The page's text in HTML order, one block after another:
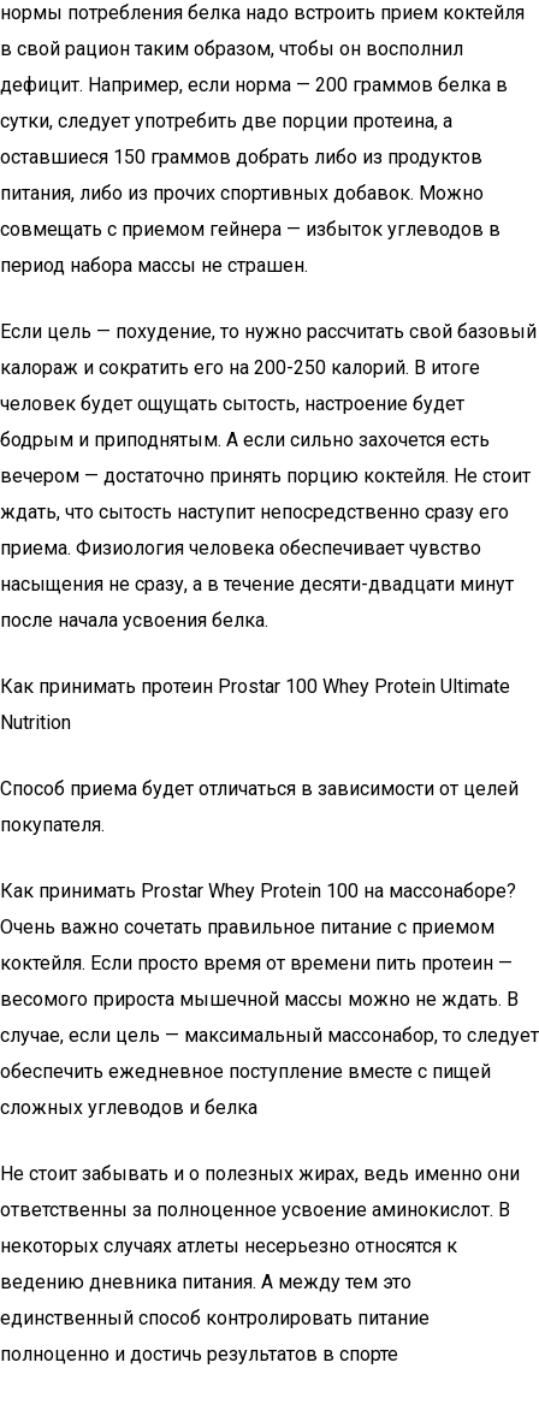
нормы потребления белка надо встроить прием коктейля
в свой рацион таким образом, чтобы он восполнил
дефицит. Например, если норма — 200 граммов белка в
сутки, следует употребить две порции протеина, а
оставшиеся 150 граммов добрать либо из продуктов
питания, либо из прочих спортивных добавок. Можно
совмещать с приемом гейнера — избыток углеводов в
период набора массы не страшен.
Если цель — похудение, то нужно рассчитать свой базовый
калораж и сократить его на 200-250 калорий. В итоге
человек будет ощущать сытость, настроение будет
бодрым и приподнятым. А если сильно захочется есть
вечером — достаточно принять порцию коктейля. Не стоит
ждать, что сытость наступит непосредственно сразу его
приема. Физиология человека обеспечивает чувство
насыщения не сразу, а в течение десяти-двадцати минут
после начала усвоения белка.
Как принимать протеин Prostar 100 Whey Protein Ultimate
Nutrition
Способ приема будет отличаться в зависимости от целей
покупателя.
Как принимать Prostar Whey Protein 100 на массонаборе?
Очень важно сочетать правильное питание с приемом
коктейля. Если просто время от времени пить протеин —
весомого прироста мышечной массы можно не ждать. В
случае, если цель — максимальный массонабор, то следует
обеспечить ежедневное поступление вместе с пищей
сложных углеводов и белка
Не стоит забывать и о полезных жирах, ведь именно они
ответственны за полноценное усвоение аминокислот. В
некоторых случаях атлеты несерьезно относятся к
ведению дневника питания. А между тем это
единственный способ контролировать питание
полноценно и достичь результатов в спорте